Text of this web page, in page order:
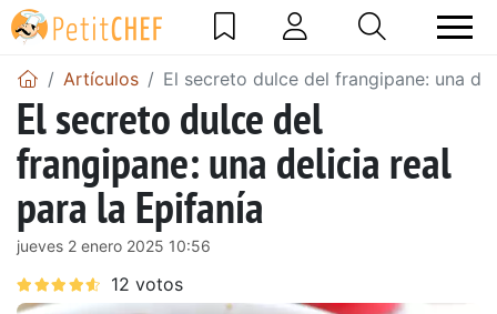
Artículos El secreto dulce del frangipane: una
El secreto dulce del
frangipane: una delicia real
para la Epifanía
jueves 2 enero 2025 10:56